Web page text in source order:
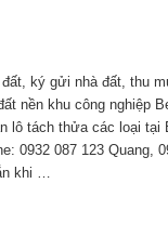
đất, ký gửi nhà đất, thu
nền khu công nghiệp
lô tách thửa các loại
0932 087 123 Quang,
khi …